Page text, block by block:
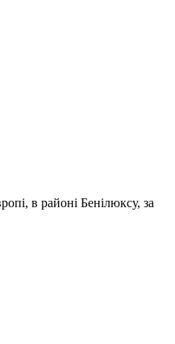
в районі Бенілюксу, за